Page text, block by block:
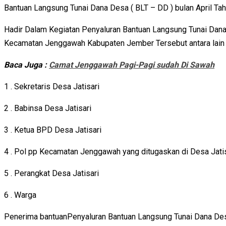
Bantuan Langsung Tunai Dana Desa ( BLT – DD ) bulan April
Hadir Dalam Kegiatan Penyaluran Bantuan Langsung Tunai
Kecamatan Jenggawah Kabupaten Jember Tersebut antara lain
Baca Juga : Camat Jenggawah Pagi-Pagi sudah Di Sawah
1 . Sekretaris Desa Jatisari
2 . Babinsa Desa Jatisari
3 . Ketua BPD Desa Jatisari
4 . Pol pp Kecamatan Jenggawah yang ditugaskan di Desa
5 . Perangkat Desa Jatisari
6 . Warga
Penerima bantuanPenyaluran Bantuan Langsung Tunai Dana